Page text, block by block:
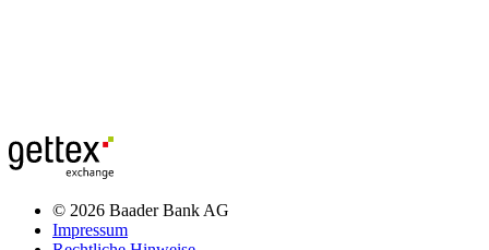
© 2026 Baader Bank AG
Impressum